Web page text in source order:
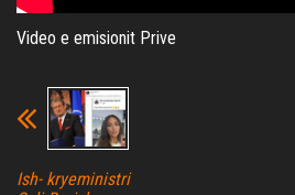
Video e emisionit Prive
Ish- kryeministri